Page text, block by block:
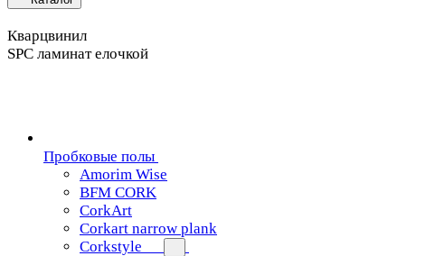
Кварцвинил
SPC ламинат елочкой
Пробковые полы
Amorim Wise
BFM CORK
CorkArt
Corkart narrow plank
Corkstyle